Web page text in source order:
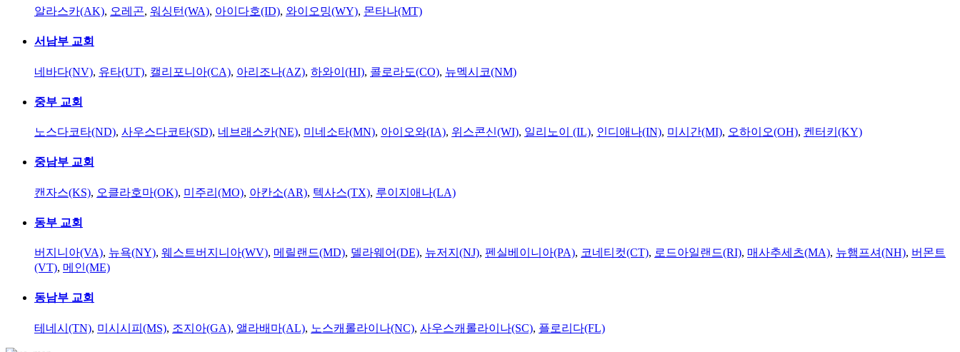
알라스카(AK), 오레곤, 워싱턴(WA), 아이다호(ID), 와이오밍(WY), 몬타나(MT)
서남부 교회
네바다(NV), 유타(UT), 캘리포니아(CA), 아리조나(AZ), 하와이(HI), 콜로라도(CO), 뉴멕시코(NM)
중부 교회
노스다코타(ND), 사우스다코타(SD), 네브래스카(NE), 미네소타(MN), 아이오와(IA), 위스콘신(WI), 일리노이 (IL), 인디애나(IN), 미시간(MI), 오하이오(OH), 켄터키(KY)
중남부 교회
캔자스(KS), 오클라호마(OK), 미주리(MO), 아칸소(AR), 텍사스(TX), 루이지애나(LA)
동부 교회
버지니아(VA), 뉴욕(NY), 웨스트버지니아(WV), 메릴랜드(MD), 델라웨어(DE), 뉴저지(NJ), 펜실베이니아(PA), 코네티컷(CT), 로드아일랜드(RI), 매사추세츠(MA), 뉴햄프셔(NH), 버몬트
(VT), 메인(ME)
동남부 교회
테네시(TN), 미시시피(MS), 조지아(GA), 앨라배마(AL), 노스캐롤라이나(NC), 사우스캐롤라이나(SC), 플로리다(FL)